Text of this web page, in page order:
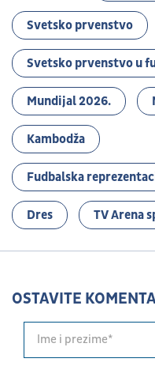
Svetsko prvenstvo
Svetsko prvenstvo u
Mundijal 2026.
Kambodža
Fudbalska
Dres TV Arena
OSTAVITE